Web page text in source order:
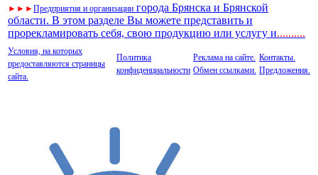
► ► ►Предприятия и организации города Брянска и Брянской
области. В этом разделе Вы можете представить и
прорекламировать себя, свою продукцию или услугу и..........
Условия, на которых
предоставляются страницы
сайта.
Политика
конфиденциальности
Реклама на сайте.
Обмен ссылками.
Контакты.
Предложения.